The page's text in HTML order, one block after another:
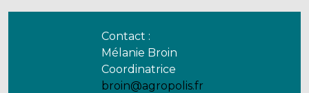
Contact :
Mélanie Broin
Coordinatrice
broin@agropolis.fr